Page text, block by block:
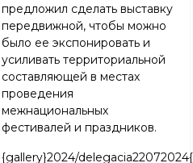
предложил сделать выставку
передвижной, чтобы можно
было ее экспонировать и
усиливать территориальной
составляющей в местах
проведения
межнациональных
фестивалей и праздников.
{gallery}2024/